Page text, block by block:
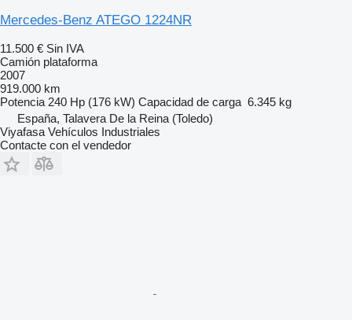
Mercedes-Benz ATEGO 1224NR
11.500 € Sin IVA
Camión plataforma
2007
919.000 km
Potencia 240 Hp (176 kW) Capacidad de carga 6.345 kg
España, Talavera De la Reina (Toledo)
Viyafasa Vehículos Industriales
Contacte con el vendedor